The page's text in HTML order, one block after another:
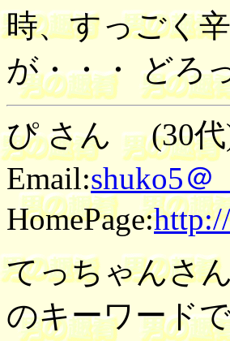
時、すっごく
が・・・ どろ
ぴ さん (30代
Email:shuko5
HomePage:
てっちゃんさ
のキーワード